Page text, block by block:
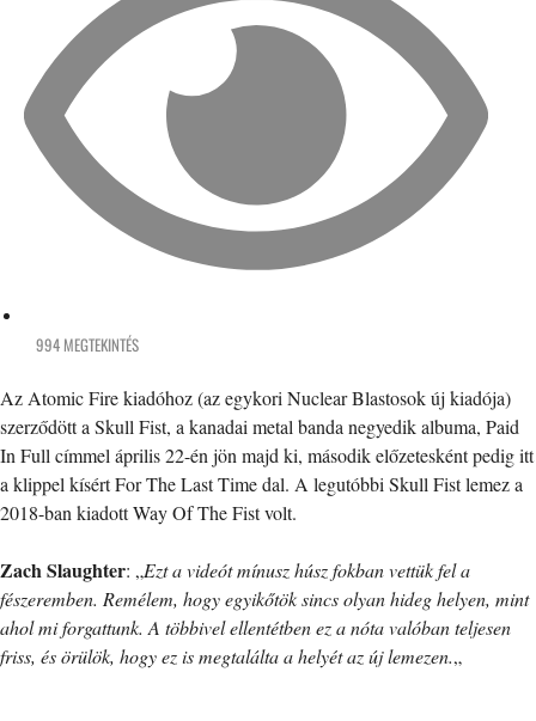
994 MEGTEKINTÉS
Az Atomic Fire kiadóhoz (az egykori Nuclear Blastosok új kiadója)
szerződött a Skull Fist, a kanadai metal banda negyedik albuma, Paid
In Full címmel április 22-én jön majd ki, második előzetesként pedig itt
a klippel kísért For The Last Time dal. A legutóbbi Skull Fist lemez a
2018-ban kiadott Way Of The Fist volt.
Zach Slaughter: „Ezt a videót mínusz húsz fokban vettük fel a
fészeremben. Remélem, hogy egyikőtök sincs olyan hideg helyen, mint
ahol mi forgattunk. A többivel ellentétben ez a nóta valóban teljesen
friss, és örülök, hogy ez is megtalálta a helyét az új lemezen.„